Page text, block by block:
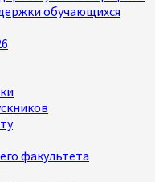
обучающихся
факультета